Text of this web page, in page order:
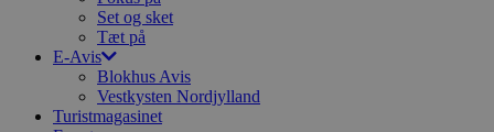
Set og sket
Tæt på
E-Avis
Blokhus Avis
Vestkysten Nordjylland
Turistmagasinet